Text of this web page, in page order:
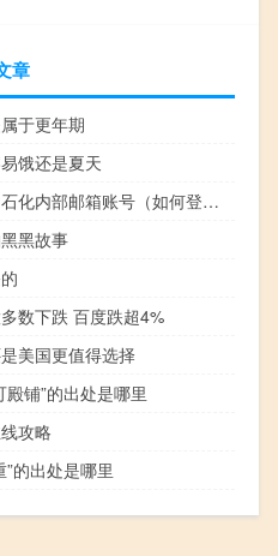
章
于更年期
饿还是夏天
如何登录中石化内部邮箱账号（如何登录中石化内部邮箱）
黑故事
数下跌 百度跌超4%
美国更值得选择
殿铺”的出处是哪里
攻略
”的出处是哪里